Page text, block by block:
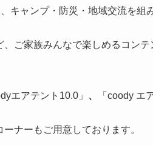
キャンプ・防災・地域交流を組
ご家族みんなで楽しめるコン
エアテント10.0」 、
「coody エ
ナーもご用意しております。